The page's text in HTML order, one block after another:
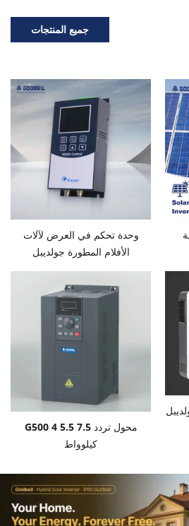
جميع المنتجات
وحدة تحكم في العرض لآلات
الأفلام المطورة جولديبل
محول تردد G500 4 5.5 7.5
كيلوواط